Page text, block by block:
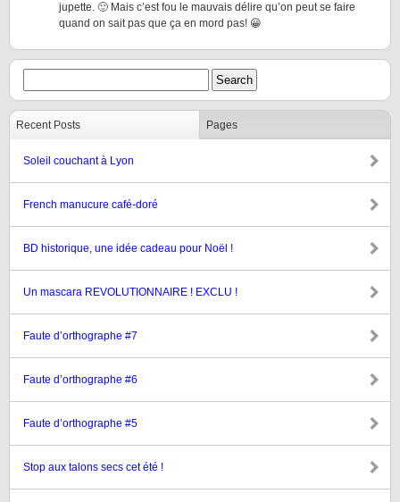
jupette. 🙂 Mais c’est fou le mauvais délire qu’on peut se faire
quand on sait pas que ça en mord pas! 😀
Recent Posts Pages
Soleil couchant à Lyon
French manucure café-doré
BD historique, une idée cadeau pour Noël !
Un mascara REVOLUTIONNAIRE ! EXCLU !
Faute d’orthographe #7
Faute d’orthographe #6
Faute d’orthographe #5
Stop aux talons secs cet été !